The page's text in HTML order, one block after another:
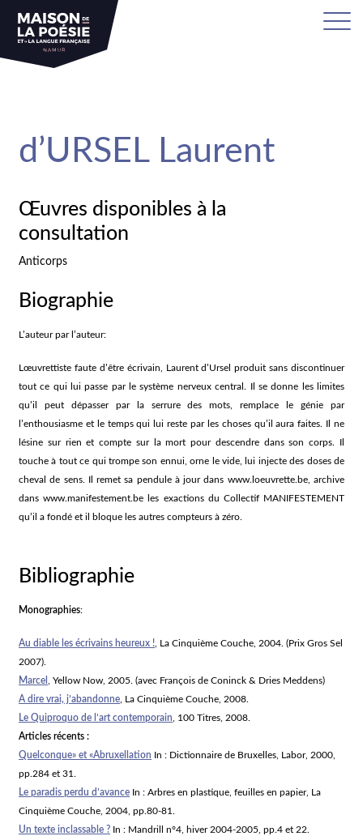
d’URSEL Laurent
Œuvres disponibles à la
consultation
Anticorps
Biographie
L’auteur par l’auteur:
Lœuvrettiste faute d’être écrivain, Laurent d’Ursel produit sans discontinuer
tout ce qui lui passe par le système nerveux central. Il se donne les limites
qu’il peut dépasser par la serrure des mots, remplace le génie par
l’enthousiasme et le temps qui lui reste par les choses qu’il aura faites. Il ne
lésine sur rien et compte sur la mort pour descendre dans son corps. Il
touche à tout ce qui trompe son ennui, orne le vide, lui injecte des doses de
cheval de sens. Il remet sa pendule à jour dans www.loeuvrette.be, archive
dans www.manifestement.be les exactions du Collectif MANIFESTEMENT
qu’il a fondé et il bloque les autres compteurs à zéro.
Bibliographie
Monographies:
Au diable les écrivains heureux ! , La Cinquième Couche, 2004. (Prix Gros Sel
2007).
Marcel
, Yellow Now, 2005. (avec François de Coninck & Dries Meddens)
A dire vrai, j’abandonne , La Cinquième Couche, 2008.
Le Quiproquo de l’art contemporain , 100 Titres, 2008.
Articles récents :
Quelconque» et «Abruxellation In : Dictionnaire de Bruxelles, Labor, 2000,
pp.284 et 31.
Le paradis perdu d’avance In : Arbres en plastique, feuilles en papier, La
Cinquième Couche, 2004, pp.80-81.
Un texte inclassable ? In : Mandrill n°4, hiver 2004-2005, pp.4 et 22.